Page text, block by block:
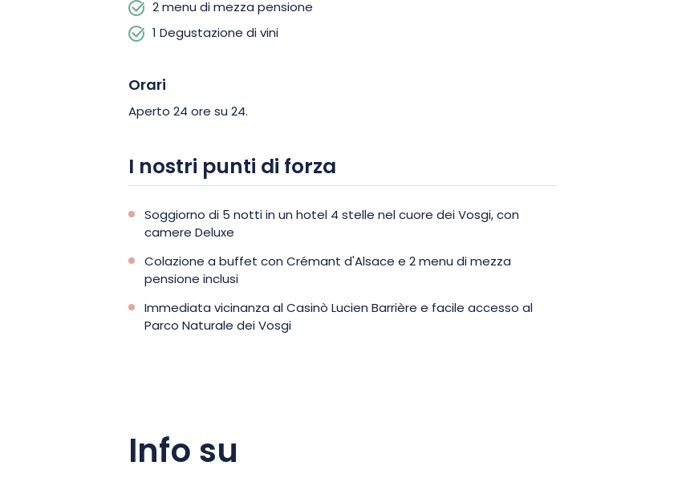
2 menu di mezza pensione
1 Degustazione di vini
Orari
Aperto 24 ore su 24.
I nostri punti di forza
Soggiorno di 5 notti in un hotel 4 stelle nel cuore dei Vosgi, con
camere Deluxe
Colazione a buffet con Crémant d'Alsace e 2 menu di mezza
pensione inclusi
Immediata vicinanza al Casinò Lucien Barrière e facile accesso al
Parco Naturale dei Vosgi
Info su